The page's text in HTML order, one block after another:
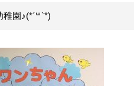
園♪(*´꒳`*)